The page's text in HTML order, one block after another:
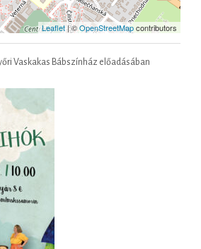
Leaflet | ©OpenStreetMapcontributors
Vaskakas Bábszínház előadásában